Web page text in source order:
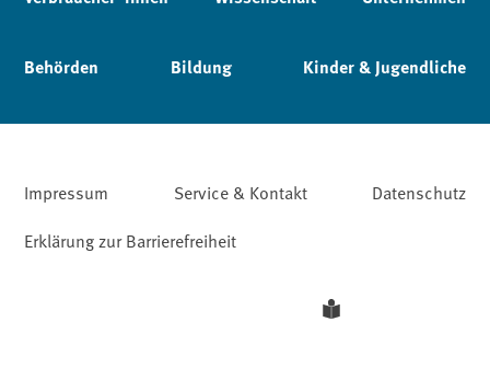
Behörden Bildung Kinder & Jugendliche
Impressum Service & Kontakt
Datenschutz
Erklärung zur Barrierefreiheit